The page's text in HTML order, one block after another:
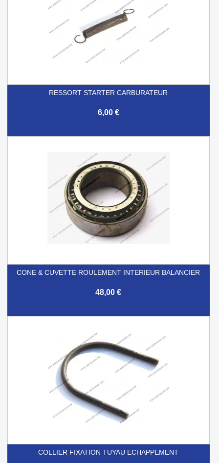
RESSORT STARTER CARBURATEUR
6,00 €
CONE & CUVETTE ROULEMENT INTERIEUR BALANCIER
48,00 €
COLLIER FIXATION TUYAU ECHAPPEMENT